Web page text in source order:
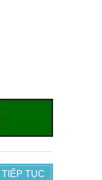
TIẾP TỤC